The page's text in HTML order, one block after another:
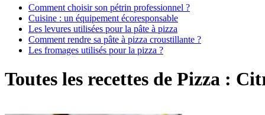
Comment choisir son pétrin professionnel ?
Cuisine : un équipement écoresponsable
Les levures utilisées pour la pâte à pizza
Comment rendre sa pâte à pizza croustillante ?
Les fromages utilisés pour la pizza ?
Toutes les recettes de Pizza :